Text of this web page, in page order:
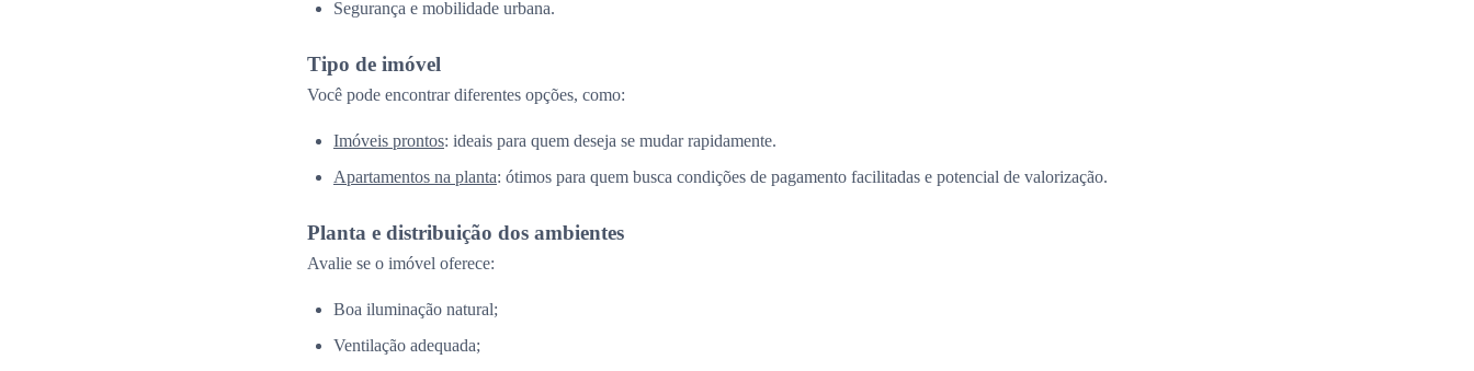
Segurança e mobilidade urbana.
Tipo de imóvel
Você pode encontrar diferentes opções, como:
Imóveis prontos: ideais para quem deseja se mudar rapidamente.
Apartamentos na planta: ótimos para quem busca condições de pagamento facilitadas e potencial de valorização.
Planta e distribuição dos ambientes
Avalie se o imóvel oferece:
Boa iluminação natural;
Ventilação adequada;